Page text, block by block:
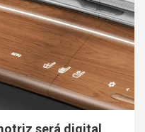
será digital